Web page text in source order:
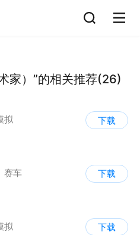
家）”的相关推荐(26)
拟
下载
赛车
下载
拟
下载